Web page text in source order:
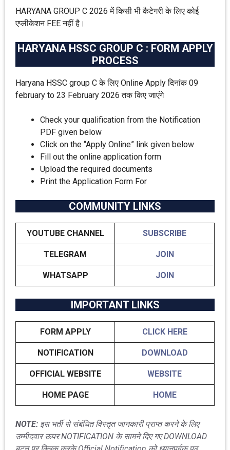
HARYANA GROUP C 2026 में किसी भी कैटेगरी के लिए कोई
एप्लीकेशन FEE नहीं है।
HARYANA HSSC GROUP C : FORM APPLY
PROCESS
Haryana HSSC group C के लिए Online Apply दिनांक 09
february to 23 February 2026 तक किए जाएंगे
Check your qualification from the Notification
PDF given below
Click on the “Apply Online” link given below
Fill out the online application form
Upload the required documents
Print the Application Form For
COMMUNITY LINKS
YOUTUBE CHANNEL SUBSCRIBE
TELEGRAM JOIN
WHATSAPP JOIN
IMPORTANT LINKS
FORM APPLY CLICK HERE
NOTIFICATION DOWNLOAD
OFFICIAL WEBSITE WEBSITE
HOME PAGE HOME
NOTE: इस भर्ती से संबंधित विस्तृत जानकारी प्राप्त करने के लिए
उम्मीदवार ऊपर NOTIFICATION के सामने दिए गए DOWNLOAD